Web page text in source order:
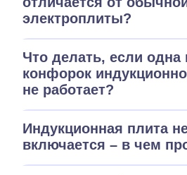
электроплиты?
Что делать, если одна
конфорок
не работает?
Индукционная плита
включается – в чем